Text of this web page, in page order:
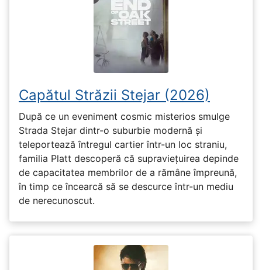
Capătul Străzii Stejar (2026)
După ce un eveniment cosmic misterios smulge
Strada Stejar dintr-o suburbie modernă și
teleportează întregul cartier într-un loc straniu,
familia Platt descoperă că supraviețuirea depinde
de capacitatea membrilor de a rămâne împreună,
în timp ce încearcă să se descurce într-un mediu
de nerecunoscut.